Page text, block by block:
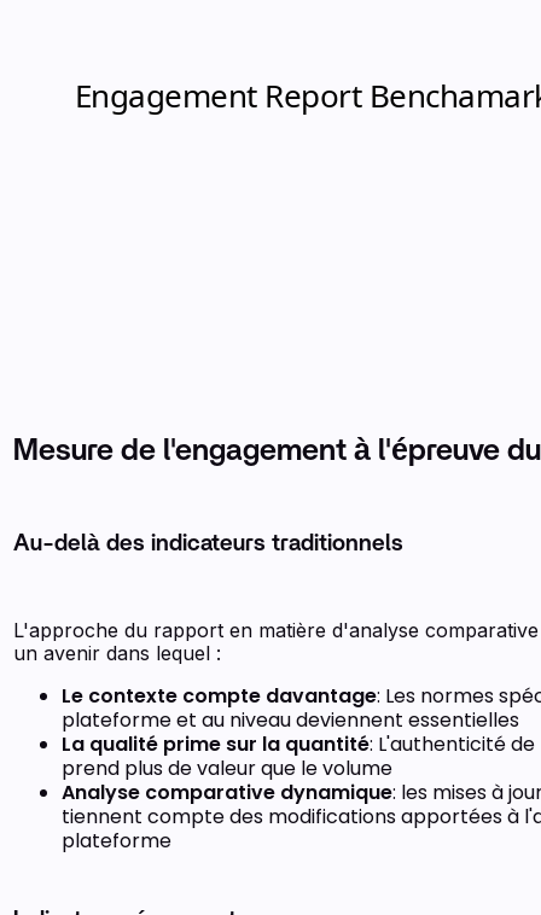
Mesure de l'engagement à l'épreuve
Au-delà des indicateurs traditionnels
L'approche du rapport en matière d'analyse
un avenir dans lequel :
Le contexte compte davantage: Les normes
plateforme et au niveau deviennent essentielles
La qualité prime sur la quantité: L'authenticité
prend plus de valeur que le volume
Analyse comparative dynamique: les mises à
tiennent compte des modifications apportées à
plateforme